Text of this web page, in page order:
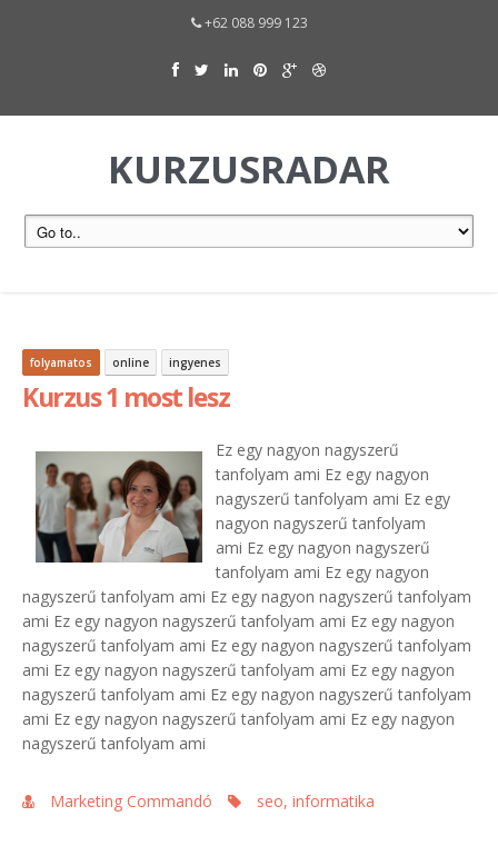
+62 088 999 123
KURZUSRADAR
folyamatos online ingyenes
Kurzus 1 most lesz
Ez egy nagyon nagyszerű
tanfolyam ami Ez egy nagyon
nagyszerű tanfolyam ami Ez egy
nagyon nagyszerű tanfolyam
ami Ez egy nagyon nagyszerű
tanfolyam ami Ez egy nagyon
nagyszerű tanfolyam ami Ez egy nagyon nagyszerű tanfolyam
ami Ez egy nagyon nagyszerű tanfolyam ami Ez egy nagyon
nagyszerű tanfolyam ami Ez egy nagyon nagyszerű tanfolyam
ami Ez egy nagyon nagyszerű tanfolyam ami Ez egy nagyon
nagyszerű tanfolyam ami Ez egy nagyon nagyszerű tanfolyam
ami Ez egy nagyon nagyszerű tanfolyam ami Ez egy nagyon
nagyszerű tanfolyam ami
Marketing Commandó seo, informatika